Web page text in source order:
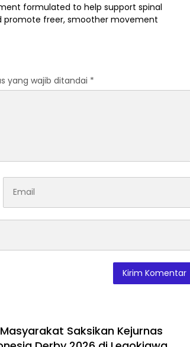
formulated to help support spinal
freer, smoother movement
yang wajib ditandai *
Saksikan Kejurnas